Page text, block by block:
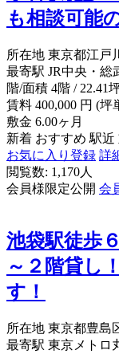
も相談可能
所在地 東京都江戸
最寄駅 JR中央・総
階/面積 4階 / 22.41
賃料 400,000 円 (坪
敷金 6.00ヶ月
新着 おすすめ 駅近
お気に入り登録 詳
閲覧数: 1,170人
会員様限定公開 会
池袋駅徒歩
～２階貸し
す！
所在地 東京都豊島
最寄駅 東京メトロ